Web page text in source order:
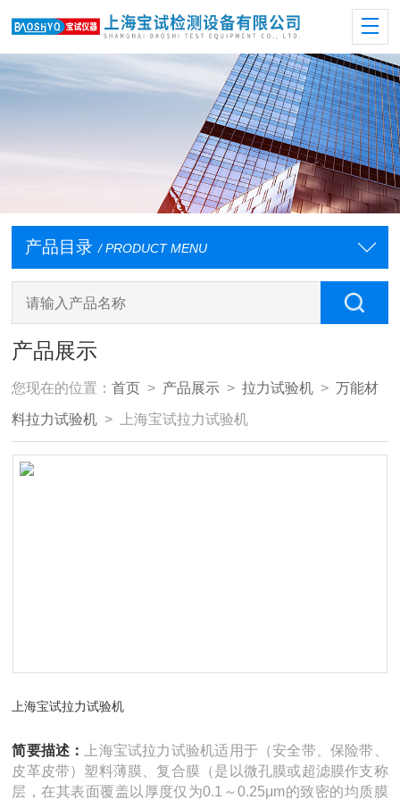
产品目录 / PRODUCT MENU
产品展示
您现在的位置：首页 > 产品展示 >拉力试验机 >万能材
料拉力试验机 > 上海宝试拉力试验机
上海宝试拉力试验机
简要描述：
上海宝试拉力试验机适用于（安全带、保险带、
皮革皮带）塑料薄膜、复合膜（是以微孔膜或超滤膜作支称
层，在其表面覆盖以厚度仅为0.1～0.25μm的致密的均质膜